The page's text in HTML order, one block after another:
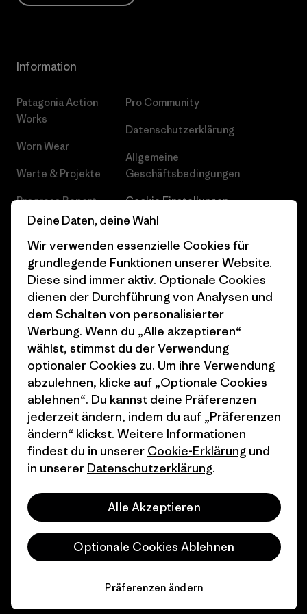
Information
Patagonia Action
Works
Worn Wear
Werte & Projekte
Progress Report
Business Unusual
Klimaziele
1% For The Planet
Wie wir finanzieren
Geschenkgutscheine
Stores in deiner
Nähe
Pro Community
Datenschutzerklärung
Allgemeine
Geschäftsbedingungen
Cookie Einstellungen
Karriere
Pressekontakt
Industry program
Affiliate-Programm
Patagonia Österreich
Seitenverzeichnis
© 2026 Patagonia, Inc. All Rights Reserved.
Deine Daten, deine Wahl
Wir verwenden essenzielle Cookies für
grundlegende Funktionen unserer Website.
Diese sind immer aktiv. Optionale Cookies
dienen der Durchführung von Analysen und
dem Schalten von personalisierter
Werbung. Wenn du „Alle akzeptieren“
wählst, stimmst du der Verwendung
optionaler Cookies zu. Um ihre Verwendung
abzulehnen, klicke auf „Optionale Cookies
ablehnen“. Du kannst deine Präferenzen
jederzeit ändern, indem du auf „Präferenzen
ändern“ klickst. Weitere Informationen
findest du in unserer Cookie-Erklärung und
in unserer Datenschutzerklärung.
Alle Akzeptieren
Optionale Cookies Ablehnen
Präferenzen ändern